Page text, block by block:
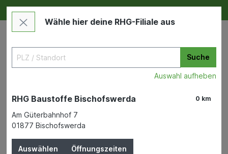
Deine RHG NEU ERLEBEN
Dachdeckerwerkzeug
Wähle hier deine RHG-Filiale aus
Suche
Auswahl aufheben
0 km
RHG Baustoffe Bischofswerda
Am Güterbahnhof 7
01877 Bischofswerda
Auswählen Öffnungszeiten